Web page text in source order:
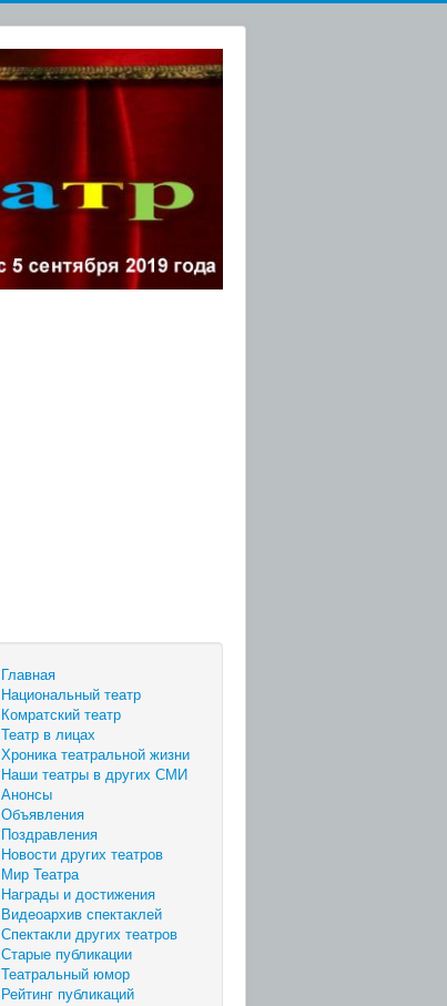
Главная
Национальный театр
Комратский театр
Театр в лицах
Хроника театральной жизни
Наши театры в других СМИ
Анонсы
Объявления
Поздравления
Новости других театров
Мир Театра
Награды и достижения
Видеоархив спектаклей
Спектакли других театров
Старые публикации
Театральный юмор
Рейтинг публикаций